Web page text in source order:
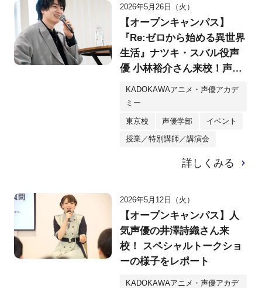
2026年5月26日（火）
【オープンキャンパス】
『Re:ゼロから始める異世界
生活』ナツキ・スバル役声
優 小林裕介さん来校！声優
を目指すみなさんへ熱いメ
ッセージ！
KADOKAWAアニメ・声優アカデ
ミー
東京校 声優学部 イベント
授業／特別講師／講演会
詳しくみる
2026年5月12日（火）
【オープンキャンパス】人
気声優の井澤詩織さん来
校！ スペシャルトークショ
ーの様子をレポート
KADOKAWAアニメ・声優アカデ